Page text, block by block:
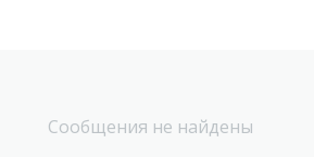
Сообщения не найдены